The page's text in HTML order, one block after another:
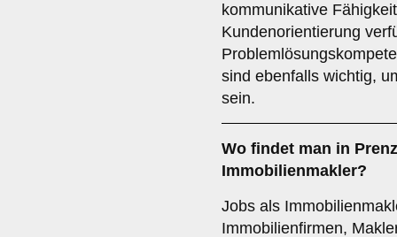
kommunikative
Kundenorientierung
sind ebenfalls wichtig,
sein.
Wo findet man in
Immobilienmakler?
Jobs als
Immobilienfirmen,